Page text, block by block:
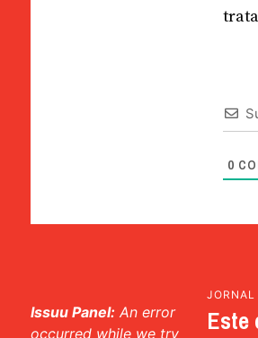
0
Issuu Panel: An error
occurred while we try
JORNAL
Este